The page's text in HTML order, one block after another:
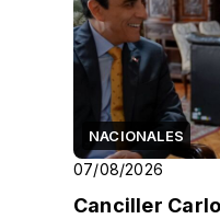
NACIONALES
07/08/2026
Canciller